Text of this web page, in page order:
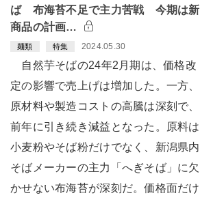
ば 布海苔不足で主力苦戦 今期は新
商品の計画…
麺類 特集 2024.05.30
自然芋そばの24年2月期は、価格改
定の影響で売上げは増加した。一方、
原材料や製造コストの高騰は深刻で、
前年に引き続き減益となった。原料は
小麦粉やそば粉だけでなく、新潟県内
そばメーカーの主力「へぎそば」に欠
かせない布海苔が深刻だ。価格面だけ